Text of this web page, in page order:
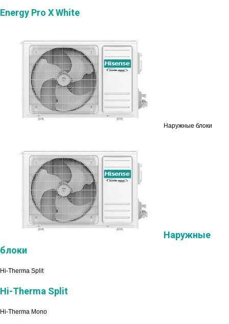
Energy Pro X White
Наружные блоки
Наружные
блоки
Hi-Therma Split
Hi-Therma Split
Hi-Therma Mono